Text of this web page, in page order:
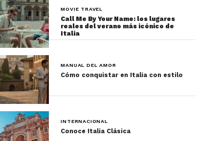
MOVIE TRAVEL
Call Me By Your Name: los lugares
reales del verano más icónico de
Italia
MANUAL DEL AMOR
Cómo conquistar en Italia con estilo
INTERNACIONAL
Conoce Italia Clásica